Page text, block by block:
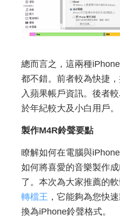
總而言之，這兩種
都不錯。前者較為快捷
入蘋果帳戶資訊。後者
於年紀較大及小白用戶。
製作M4R鈴聲要點
瞭解如何在電腦與
如何將喜愛的音樂製作
了。本次為大家推薦的
轉檔王 ，它能夠為您快
換為iPhone鈴聲格式。